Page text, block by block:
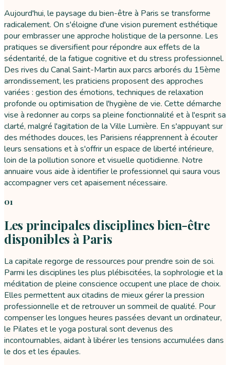
Aujourd'hui, le paysage du bien-être à Paris se transforme
radicalement. On s'éloigne d'une vision purement esthétique
pour embrasser une approche holistique de la personne. Les
pratiques se diversifient pour répondre aux effets de la
sédentarité, de la fatigue cognitive et du stress professionnel.
Des rives du Canal Saint-Martin aux parcs arborés du 15ème
arrondissement, les praticiens proposent des approches
variées : gestion des émotions, techniques de relaxation
profonde ou optimisation de l'hygiène de vie. Cette démarche
vise à redonner au corps sa pleine fonctionnalité et à l'esprit sa
clarté, malgré l'agitation de la Ville Lumière. En s'appuyant sur
des méthodes douces, les Parisiens réapprennent à écouter
leurs sensations et à s'offrir un espace de liberté intérieure,
loin de la pollution sonore et visuelle quotidienne. Notre
annuaire vous aide à identifier le professionnel qui saura vous
accompagner vers cet apaisement nécessaire.
01
Les principales disciplines bien-être
disponibles à Paris
La capitale regorge de ressources pour prendre soin de soi.
Parmi les disciplines les plus plébiscitées, la sophrologie et la
méditation de pleine conscience occupent une place de choix.
Elles permettent aux citadins de mieux gérer la pression
professionnelle et de retrouver un sommeil de qualité. Pour
compenser les longues heures passées devant un ordinateur,
le Pilates et le yoga postural sont devenus des
incontournables, aidant à libérer les tensions accumulées dans
le dos et les épaules.